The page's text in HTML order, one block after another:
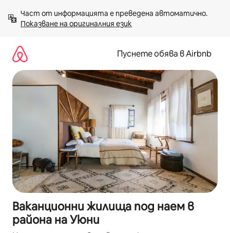
към
съдържанието
Показване на оригиналния език
Пуснете обява в Airbnb
Ваканционни жилища под наем в
района на Уюни